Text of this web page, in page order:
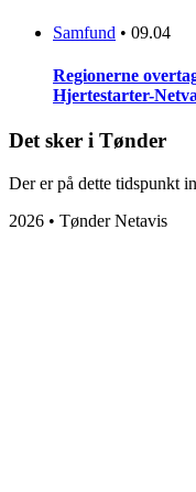
Samfund • 09.04
Regionerne
Hjertestarter-
Det sker i Tønder
Der er på dette tidspunkt
2026 • Tønder Netavis